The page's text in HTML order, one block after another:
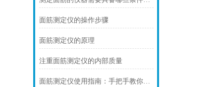
面筋测定仪的操作步骤
面筋测定仪的原理
注重面筋测定仪的内部质量
面筋测定仪使用指南：手把手教你测面筋，轻松搞定面粉质量检测！